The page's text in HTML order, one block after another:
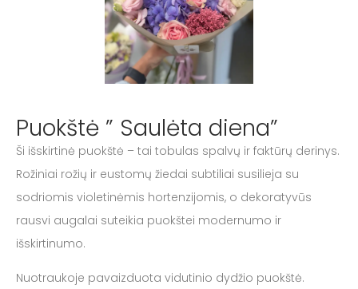
Puokštė ” Saulėta diena”
Ši išskirtinė puokštė – tai tobulas spalvų ir faktūrų derinys.
Rožiniai rožių ir eustomų žiedai subtiliai susilieja su
sodriomis violetinėmis hortenzijomis, o dekoratyvūs
rausvi augalai suteikia puokštei modernumo ir
išskirtinumo.
Nuotraukoje pavaizduota vidutinio dydžio puokštė.